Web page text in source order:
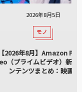
2026年8月5日
モノ
【2026年8月】Amazon
（プライムビデオ）新着
ンテンツまとめ：映画...